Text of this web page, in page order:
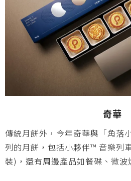
奇華
傳統月餅外，今年奇華與「角落
列的月餅，包括小夥伴™ 音樂列
裝)，還有周邊產品如餐碟、微波